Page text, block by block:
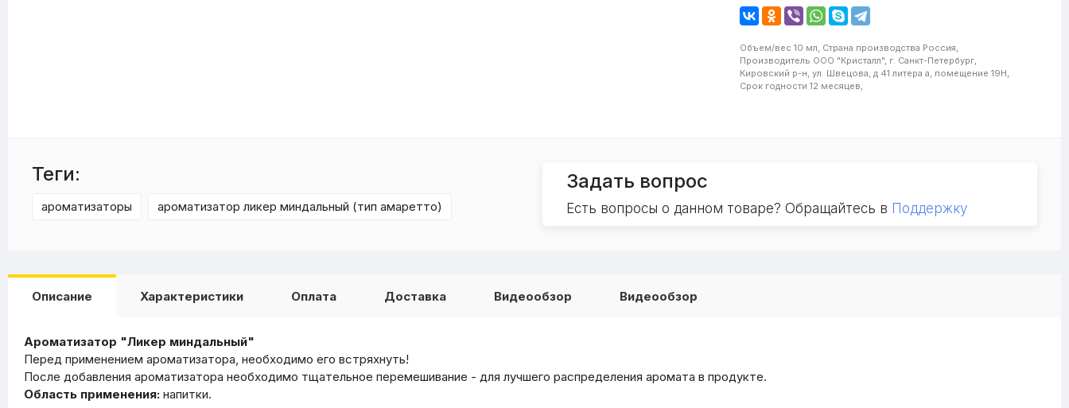
Объем/вес 10 мл, Страна производства Россия,
Производитель ООО "Кристалл", г. Санкт-Петербург,
Кировский р-н, ул. Швецова, д 41 литера а, помещение 19Н,
Срок годности 12 месяцев,
Теги:
ароматизаторы ароматизатор ликер миндальный (тип амаретто)
Задать вопрос
Есть вопросы о данном товаре? Обращайтесь в Поддержку
Описание Характеристики Оплата Доставка Видеообзор Видеообзор
Ароматизатор "Ликер миндальный"
Перед применением ароматизатора, необходимо его встряхнуть!
После добавления ароматизатора необходимо тщательное перемешивание - для лучшего распределения аромата в продукте.
Область применения: напитки.